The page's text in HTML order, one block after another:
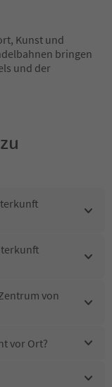
Kunst und
bringen
und der
von
vor Ort?